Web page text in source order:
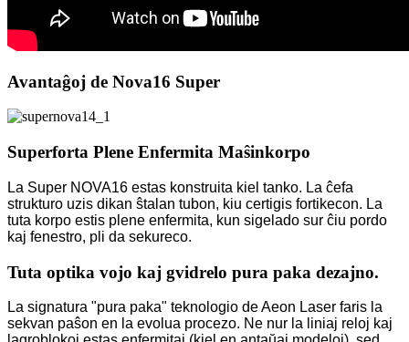
Avantaĝoj de Nova16 Super
Superforta Plene Enfermita Maŝinkorpo
La Super NOVA16 estas konstruita kiel tanko. La ĉefa
strukturo uzis dikan ŝtalan tubon, kiu certigis fortikecon. La
tuta korpo estis plene enfermita, kun sigelado sur ĉiu pordo
kaj fenestro, pli da sekureco.
Tuta optika vojo kaj gvidrelo pura paka dezajno.
La signatura "pura paka" teknologio de Aeon Laser faris la
sekvan paŝon en la evolua procezo. Ne nur la liniaj reloj kaj